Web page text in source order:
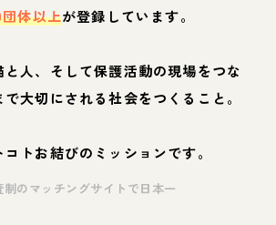
体以上が登録しています。
人、そして保護活動の現場をつな
大切にされる社会をつくること。
トお結びのミッションです。
のマッチングサイトで日本一